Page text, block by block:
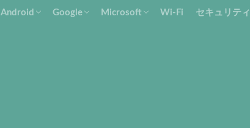
Android Google Microsoft Wi-Fi セキュリティ